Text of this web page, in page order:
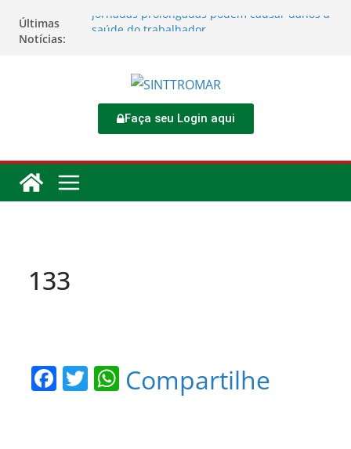
Últimas
Notícias:
Jornadas prolongadas podem causar danos à
saúde do trabalhador
corrige direitos de motoristas da
Transcocamar
dos trabalhadores
Faça seu Login aqui
133
F T W
Compartilhe